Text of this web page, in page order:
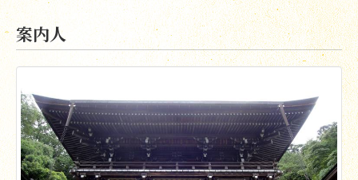
案内人